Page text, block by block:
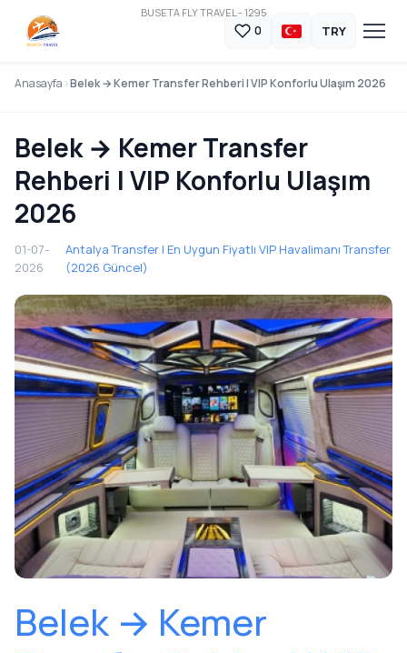
BUSETA FLY TRAVEL - 1295
0 TRY
Anasayfa Belek → Kemer Transfer Rehberi | VIP Konforlu Ulaşım 2026
Belek → Kemer Transfer
Rehberi | VIP Konforlu Ulaşım
2026
01-07-
2026
Antalya Transfer | En Uygun Fiyatlı VIP Havalimanı Transfer
(2026 Güncel)
Belek → Kemer